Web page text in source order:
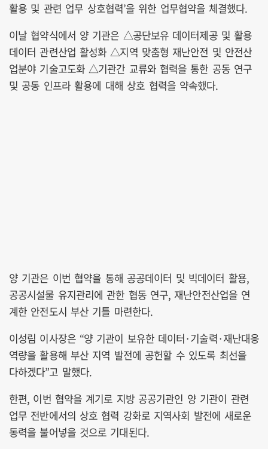
활용 및 관련 업무 상호협력’을 위한 업무협약을 체결했다.
이날 협약식에서 양 기관은 △공단보유 데이터제공 및 활용
데이터 관련산업 활성화 △지역 맞춤형 재난안전 및 안전산
업분야 기술고도화 △기관간 교류와 협력을 통한 공동 연구
및 공동 인프라 활용에 대해 상호 협력을 약속했다.
양 기관은 이번 협약을 통해 공공데이터 및 빅데이터 활용,
공공시설물 유지관리에 관한 협동 연구, 재난안전산업을 연
계한 안전도시 부산 기틀 마련한다.
이성림 이사장은 “양 기관이 보유한 데이터·기술력·재난대응
역량을 활용해 부산 지역 발전에 공헌할 수 있도록 최선을
다하겠다”고 말했다.
한편, 이번 협약을 계기로 지방 공공기관인 양 기관이 관련
업무 전반에서의 상호 협력 강화로 지역사회 발전에 새로운
동력을 불어넣을 것으로 기대된다.